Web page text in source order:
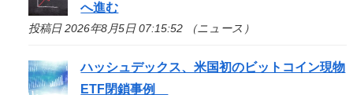
へ進む
投稿日 2026年8月5日 07:15:52 （ニュース）
ハッシュデックス、米国初のビットコイン現物
ETF閉鎖事例